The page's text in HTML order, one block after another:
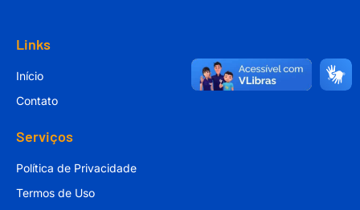
Links
Início
Contato
Serviços
Política de Privacidade
Termos de Uso